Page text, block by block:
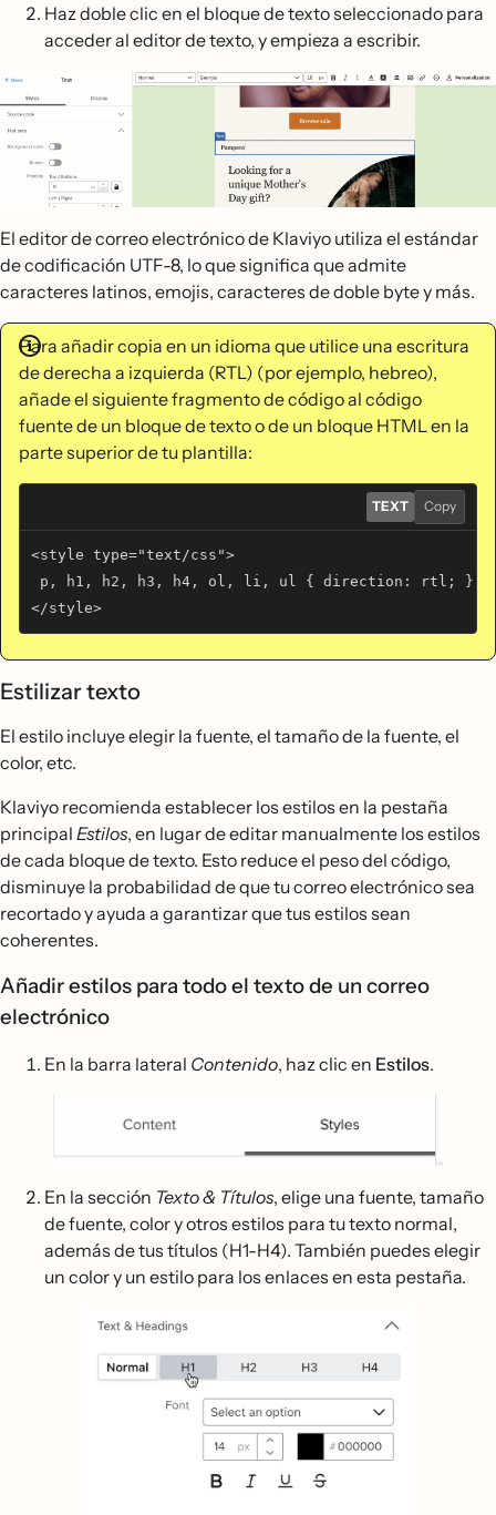
Haz doble clic en el bloque de texto seleccionado para
acceder al editor de texto, y empieza a escribir.
El editor de correo electrónico de Klaviyo utiliza el estándar
de codificación UTF-8, lo que significa que admite
caracteres latinos, emojis, caracteres de doble byte y más.
Para añadir copia en un idioma que utilice una escritura
de derecha a izquierda (RTL) (por ejemplo, hebreo),
añade el siguiente fragmento de código al código
fuente de un bloque de texto o de un bloque HTML en la
parte superior de tu plantilla:
TEXT Copy
<style type="text/css">
p, h1, h2, h3, h4, ol, li, ul { direction: rtl; }
</style>
Estilizar texto
El estilo incluye elegir la fuente, el tamaño de la fuente, el
color, etc.
Klaviyo recomienda establecer los estilos en la pestaña
principal Estilos, en lugar de editar manualmente los estilos
de cada bloque de texto. Esto reduce el peso del código,
disminuye la probabilidad de que tu correo electrónico sea
recortado y ayuda a garantizar que tus estilos sean
coherentes.
Añadir estilos para todo el texto de un correo
electrónico
En la barra lateral Contenido, haz clic en Estilos.
En la sección Texto & Títulos, elige una fuente, tamaño
de fuente, color y otros estilos para tu texto normal,
además de tus títulos (H1-H4). También puedes elegir
un color y un estilo para los enlaces en esta pestaña.